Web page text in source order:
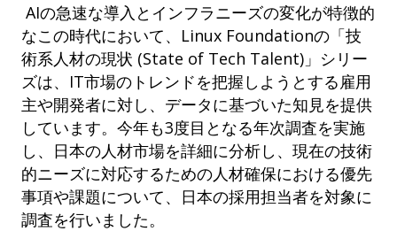
AIの急速な導入とインフラニーズの変化が特徴的
なこの時代において、Linux Foundationの「技
術系人材の現状 (State of Tech Talent)」シリー
ズは、IT市場のトレンドを把握しようとする雇用
主や開発者に対し、データに基づいた知見を提供
しています。今年も3度目となる年次調査を実施
し、日本の人材市場を詳細に分析し、現在の技術
的ニーズに対応するための人材確保における優先
事項や課題について、日本の採用担当者を対象に
調査を行いました。